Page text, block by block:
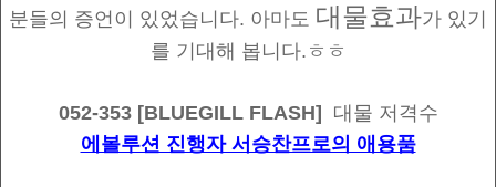
분들의 증언이 있었습니다. 아마도 대물효과가 있기
를 기대해 봅니다.ㅎㅎ
052-353 [BLUEGILL FLASH]
대물 저격수
에볼루션 진행자 서승찬프로의 애용품